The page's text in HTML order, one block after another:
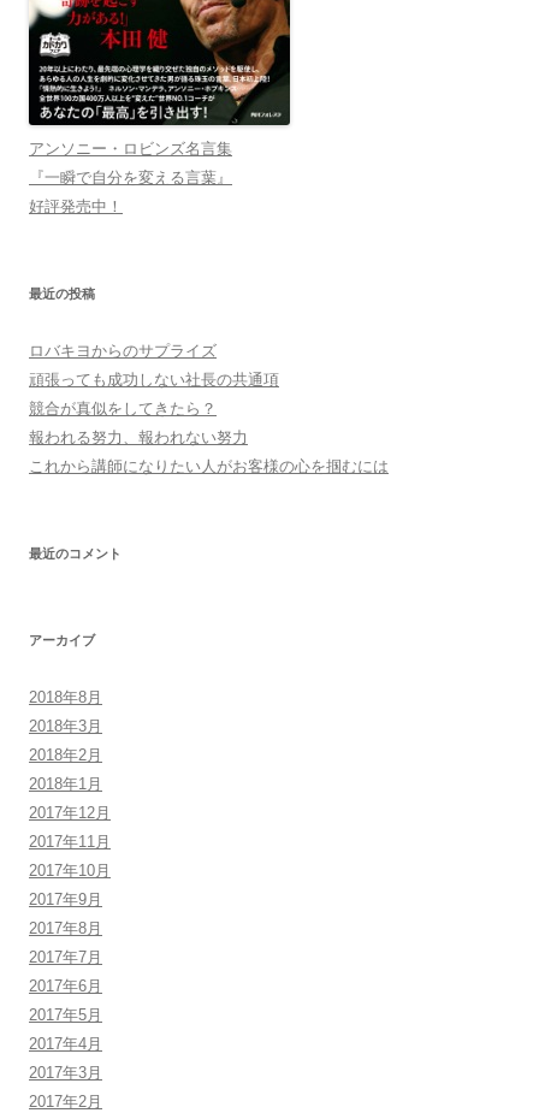
アンソニー・ロビンズ名言集
『一瞬で自分を変える言葉』
好評発売中！
最近の投稿
ロバキヨからのサプライズ
頑張っても成功しない社長の共通項
競合が真似をしてきたら？
報われる努力、報われない努力
これから講師になりたい人がお客様の心を掴むには
最近のコメント
アーカイブ
2018年8月
2018年3月
2018年2月
2018年1月
2017年12月
2017年11月
2017年10月
2017年9月
2017年8月
2017年7月
2017年6月
2017年5月
2017年4月
2017年3月
2017年2月